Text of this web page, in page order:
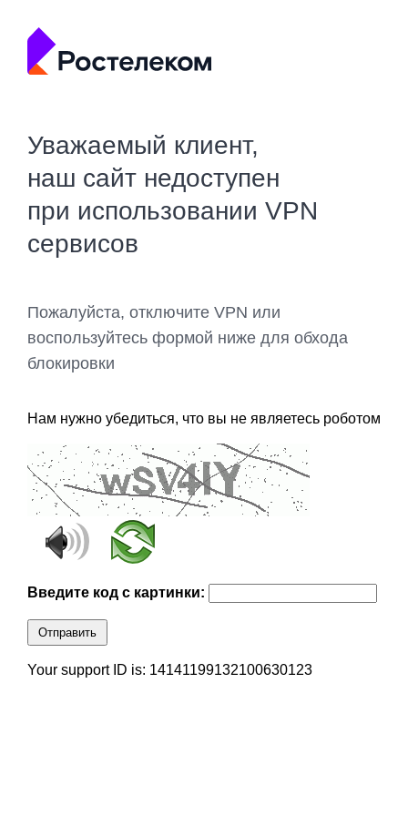
Уважаемый клиент,
наш сайт недоступен
при использовании VPN
сервисов
Пожалуйста, отключите VPN или
воспользуйтесь формой ниже для обхода
блокировки
Нам нужно убедиться, что вы не являетесь роботом
Введите код с картинки:
Отправить
Your support ID is: 14141199132100630123